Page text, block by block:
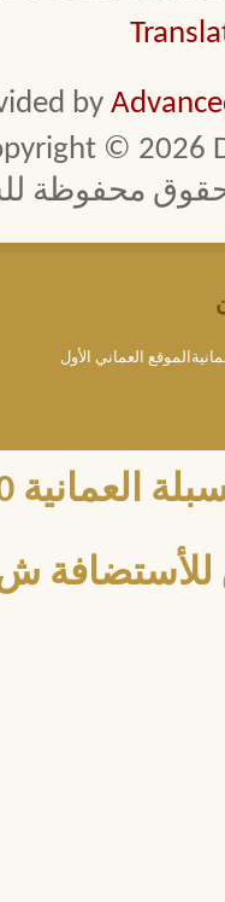
by
© 2026
محفوظة للسبلة
العماني الأول
2020
للأستضافة